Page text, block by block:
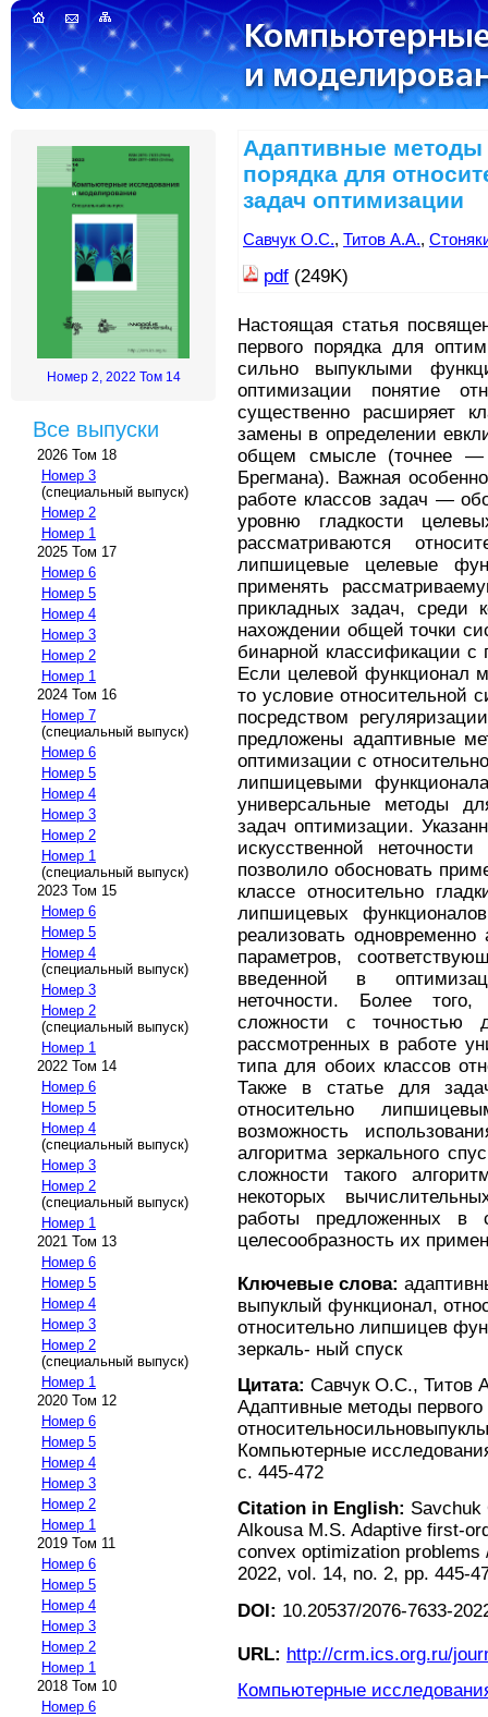
Номер 2, 2022 Том 14
Все выпуски
2026 Том 18
Номер 3
(специальный выпуск)
Номер 2
Номер 1
2025 Том 17
Номер 6
Номер 5
Номер 4
Номер 3
Номер 2
Номер 1
2024 Том 16
Номер 7
(специальный выпуск)
Номер 6
Номер 5
Номер 4
Номер 3
Номер 2
Номер 1
(специальный выпуск)
2023 Том 15
Номер 6
Номер 5
Номер 4
(специальный выпуск)
Номер 3
Номер 2
(специальный выпуск)
Номер 1
2022 Том 14
Номер 6
Номер 5
Номер 4
(специальный выпуск)
Номер 3
Номер 2
(специальный выпуск)
Номер 1
2021 Том 13
Номер 6
Номер 5
Номер 4
Номер 3
Номер 2
(специальный выпуск)
Номер 1
2020 Том 12
Номер 6
Номер 5
Номер 4
Номер 3
Номер 2
Номер 1
2019 Том 11
Номер 6
Номер 5
Номер 4
Номер 3
Номер 2
Номер 1
2018 Том 10
Номер 6
Адаптивные методы
порядка для
задач оптимизации
Савчук О.С., Титов А.А.,
pdf (249K)
Настоящая статья
первого порядка для
сильно выпуклыми
оптимизации понятие
существенно расширяет
замены в определении
общем смысле (точнее —
Брегмана). Важная
работе классов задач —
уровню гладкости
рассматриваются
липшицевые целевые
применять
прикладных задач, среди
нахождении общей точки
бинарной классификации
Если целевой функционал
то условие относительной
посредством
предложены адаптивные
оптимизации с
липшицевыми
универсальные методы
задач оптимизации.
искусственной
позволило обосновать
классе относительно
липшицевых
реализовать
параметров,
введенной в
неточности. Более того,
сложности с точностью
рассмотренных в работе
типа для обоих классов
Также в статье для
относительно
возможность
алгоритма зеркального
сложности такого
некоторых
работы предложенных в
целесообразность их
Ключевые слова:
выпуклый функционал,
относительно липшицев
зеркаль- ный спуск
Цитата: Савчук О.С., Титов
Адаптивные методы первого
Компьютерные
с. 445-472
Citation in English: Savchuk
Alkousa M.S. Adaptive first-
convex optimization
2022, vol. 14, no. 2, pp. 445-
DOI: 10.20537/2076-7633-
URL: http://crm.ics.org.ru/
Компьютерные